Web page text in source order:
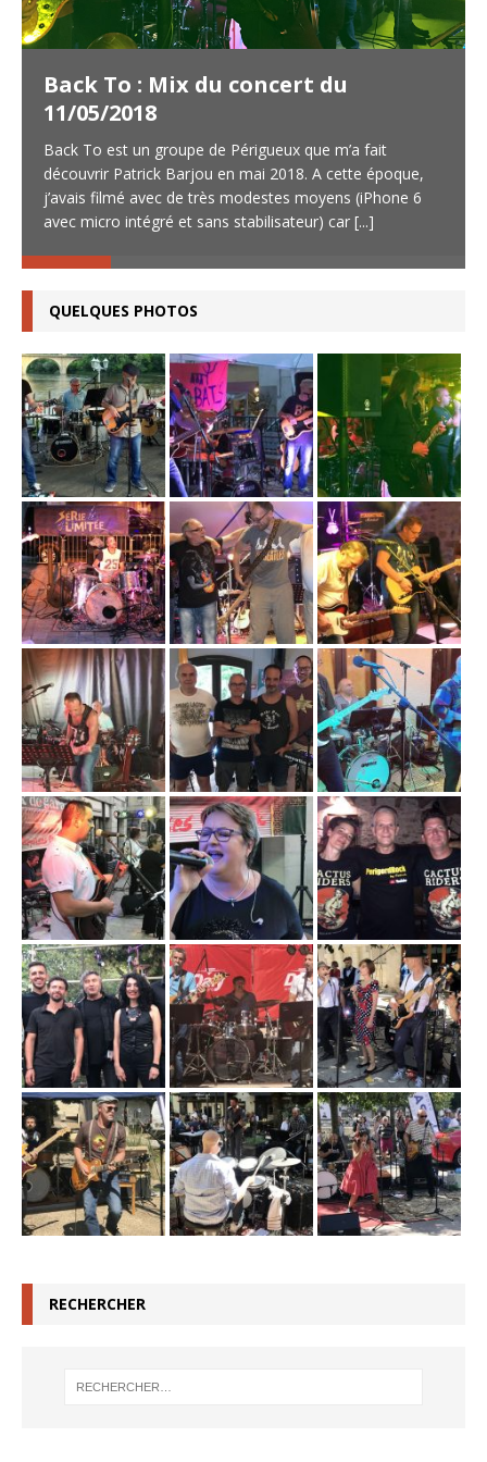
Back To : Mix du concert du
11/05/2018
Back To est un groupe de Périgueux que m’a fait
découvrir Patrick Barjou en mai 2018. A cette époque,
j’avais filmé avec de très modestes moyens (iPhone 6
avec micro intégré et sans stabilisateur) car [...]
QUELQUES PHOTOS
RECHERCHER